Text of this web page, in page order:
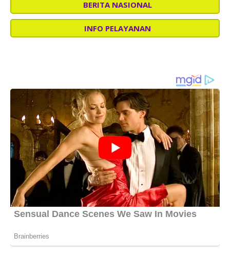
BERITA NASIONAL
INFO PELAYANAN